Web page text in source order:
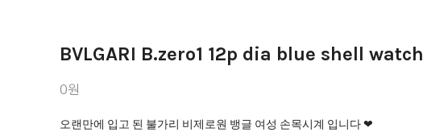
BVLGARI B.zero1 12p dia blue shell watch
0원
오랜만에 입고 된 불가리 비제로원 뱅글 여성 손목시계 입니다 ❤︎